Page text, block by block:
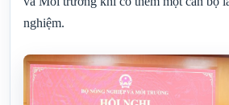
nghiệm.